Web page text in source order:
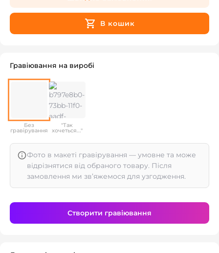
В кошик
Гравіювання на виробі
Без
гравірування
"Так
хочеться..."
Фото в макеті гравірування — умовне та може
відрізнятися від обраного товару. Після
замовлення ми зв’яжемося для узгодження.
Створити гравіювання